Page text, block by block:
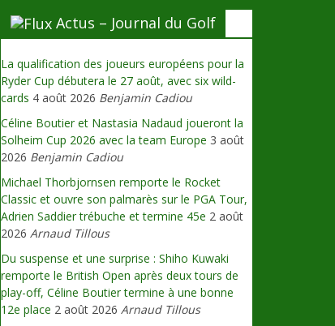
Actus – Journal du Golf
La qualification des joueurs européens pour la
Ryder Cup débutera le 27 août, avec six wild-
cards 4 août 2026 Benjamin Cadiou
Céline Boutier et Nastasia Nadaud joueront la
Solheim Cup 2026 avec la team Europe 3 août
2026 Benjamin Cadiou
Michael Thorbjornsen remporte le Rocket
Classic et ouvre son palmarès sur le PGA Tour,
Adrien Saddier trébuche et termine 45e 2 août
2026 Arnaud Tillous
Du suspense et une surprise : Shiho Kuwaki
remporte le British Open après deux tours de
play-off, Céline Boutier termine à une bonne
12e place 2 août 2026 Arnaud Tillous